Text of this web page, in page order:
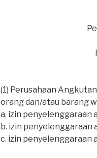
(1) Perusahaan
orang dan/atau barang
a. izin penyelenggaraan
b. izin penyelenggaraan
c. izin penyelenggaraan